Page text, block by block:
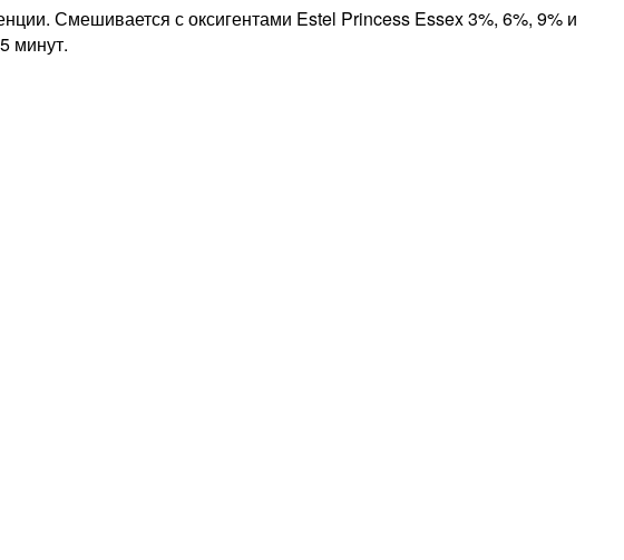
Смешивается с оксигентами Estel Princess Essex 3%, 6%, 9% и
минут.